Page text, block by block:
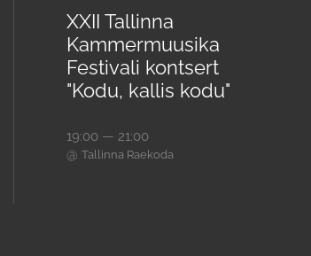
XXII Tallinna
Kammermuusika
Festivali kontsert
"Kodu, kallis kodu"
19:00 — 21:00
@ Tallinna Raekoda